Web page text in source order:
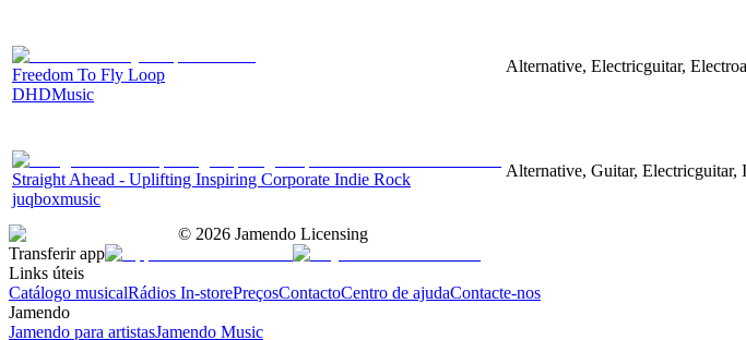
Freedom To Fly Loop
DHDMusic
Alternative, Electricguitar,
Straight Ahead - Uplifting Inspiring Corporate Indie Rock
juqboxmusic
Alternative, Guitar, Electricguitar,
© 2026 Jamendo Licensing
Transferir app
Links úteis
Catálogo musicalRádios In-storePreçosContactoCentro de ajudaContacte-nos
Jamendo
Jamendo para artistasJamendo Music